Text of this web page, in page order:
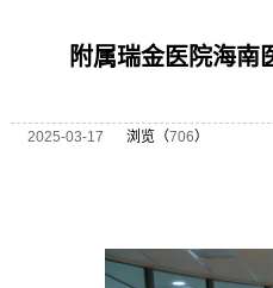
附属瑞金医院海南
2025-03-17 浏览（706）